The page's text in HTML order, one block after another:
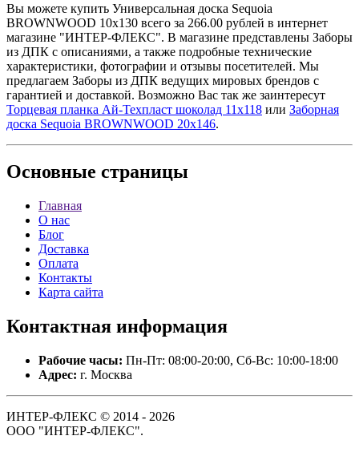
Вы можете купить Универсальная доска Sequoia
BROWNWOOD 10х130 всего за 266.00 рублей в интернет
магазине "ИНТЕР-ФЛЕКС". В магазине представлены Заборы
из ДПК с описаниями, а также подробные технические
характеристики, фотографии и отзывы посетителей. Мы
предлагаем Заборы из ДПК ведущих мировых брендов с
гарантией и доставкой. Возможно Вас так же заинтересут
Торцевая планка Ай-Техпласт шоколад 11х118 или Заборная
доска Sequoia BROWNWOOD 20х146.
Основные страницы
Главная
О нас
Блог
Доставка
Оплата
Контакты
Карта сайта
Контактная информация
Рабочие часы: Пн-Пт: 08:00-20:00, Сб-Вс: 10:00-18:00
Адрес: г. Москва
ИНТЕР-ФЛЕКС © 2014 - 2026
ООО "ИНТЕР-ФЛЕКС".